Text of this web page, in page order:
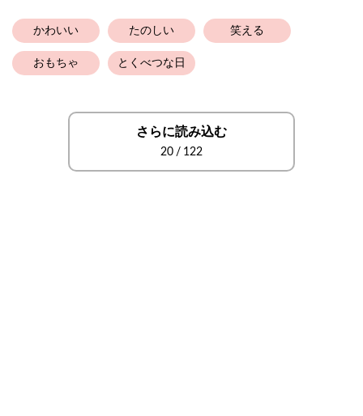
かわいい たのしい 笑える
おもちゃ とくべつな日
さらに読み込む
20 / 122